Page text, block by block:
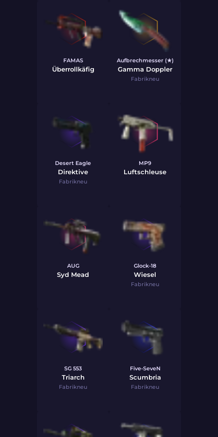
FAMAS
Überrollkäfig
Aufbrechmesser (★)
Gamma Doppler
Fabrikneu
Desert Eagle
Direktive
Fabrikneu
MP9
Luftschleuse
AUG
Syd Mead
Glock-18
Wiesel
Fabrikneu
SG 553
Triarch
Fabrikneu
Five-SeveN
Scumbria
Fabrikneu